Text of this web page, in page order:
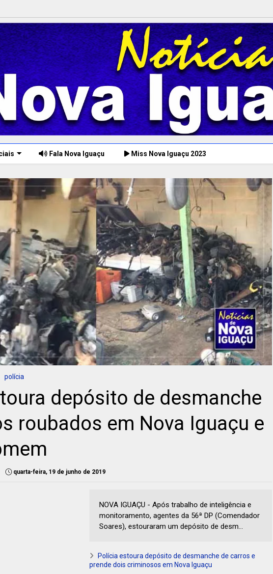
Fala Nova Iguaçu Miss Nova Iguaçu 2023
polícia
depósito de desmanche
roubados em Nova Iguaçu e
quarta-feira, 19 de junho de 2019
NOVA IGUAÇU - Após trabalho de inteligência e
monitoramento, agentes da 56ª DP (Comendador
Soares), estouraram um depósito de desm...
Polícia estoura depósito de desmanche de carros e
prende dois criminosos em Nova Iguaçu